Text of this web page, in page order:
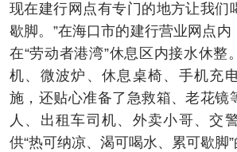
现在建行网点有专门的地方让我们
歇脚。”在海口市的建行营业网点内
在“劳动者港湾”休息区内接水休整
机、微波炉、休息桌椅、手机充
施，还贴心准备了急救箱、老花镜
人、出租车司机、外卖小哥、交
供“热可纳凉、渴可喝水、累可歇脚”